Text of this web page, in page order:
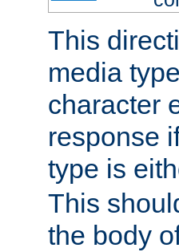
This
media
character
response
type is
This
the body